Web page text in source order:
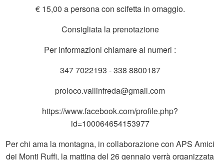
€ 15,00 a persona con scifetta in omaggio.
Consigliata la prenotazione
Per informazioni chiamare ai numeri :
347 7022193 - 338 8800187
proloco.vallinfreda@gmail.com
https://www.facebook.com/profile.php?
id=100064654153977
Per chi ama la montagna, in collaborazione con APS Amici
dei Monti Ruffi, la mattina del 26 gennaio verrà organizzata